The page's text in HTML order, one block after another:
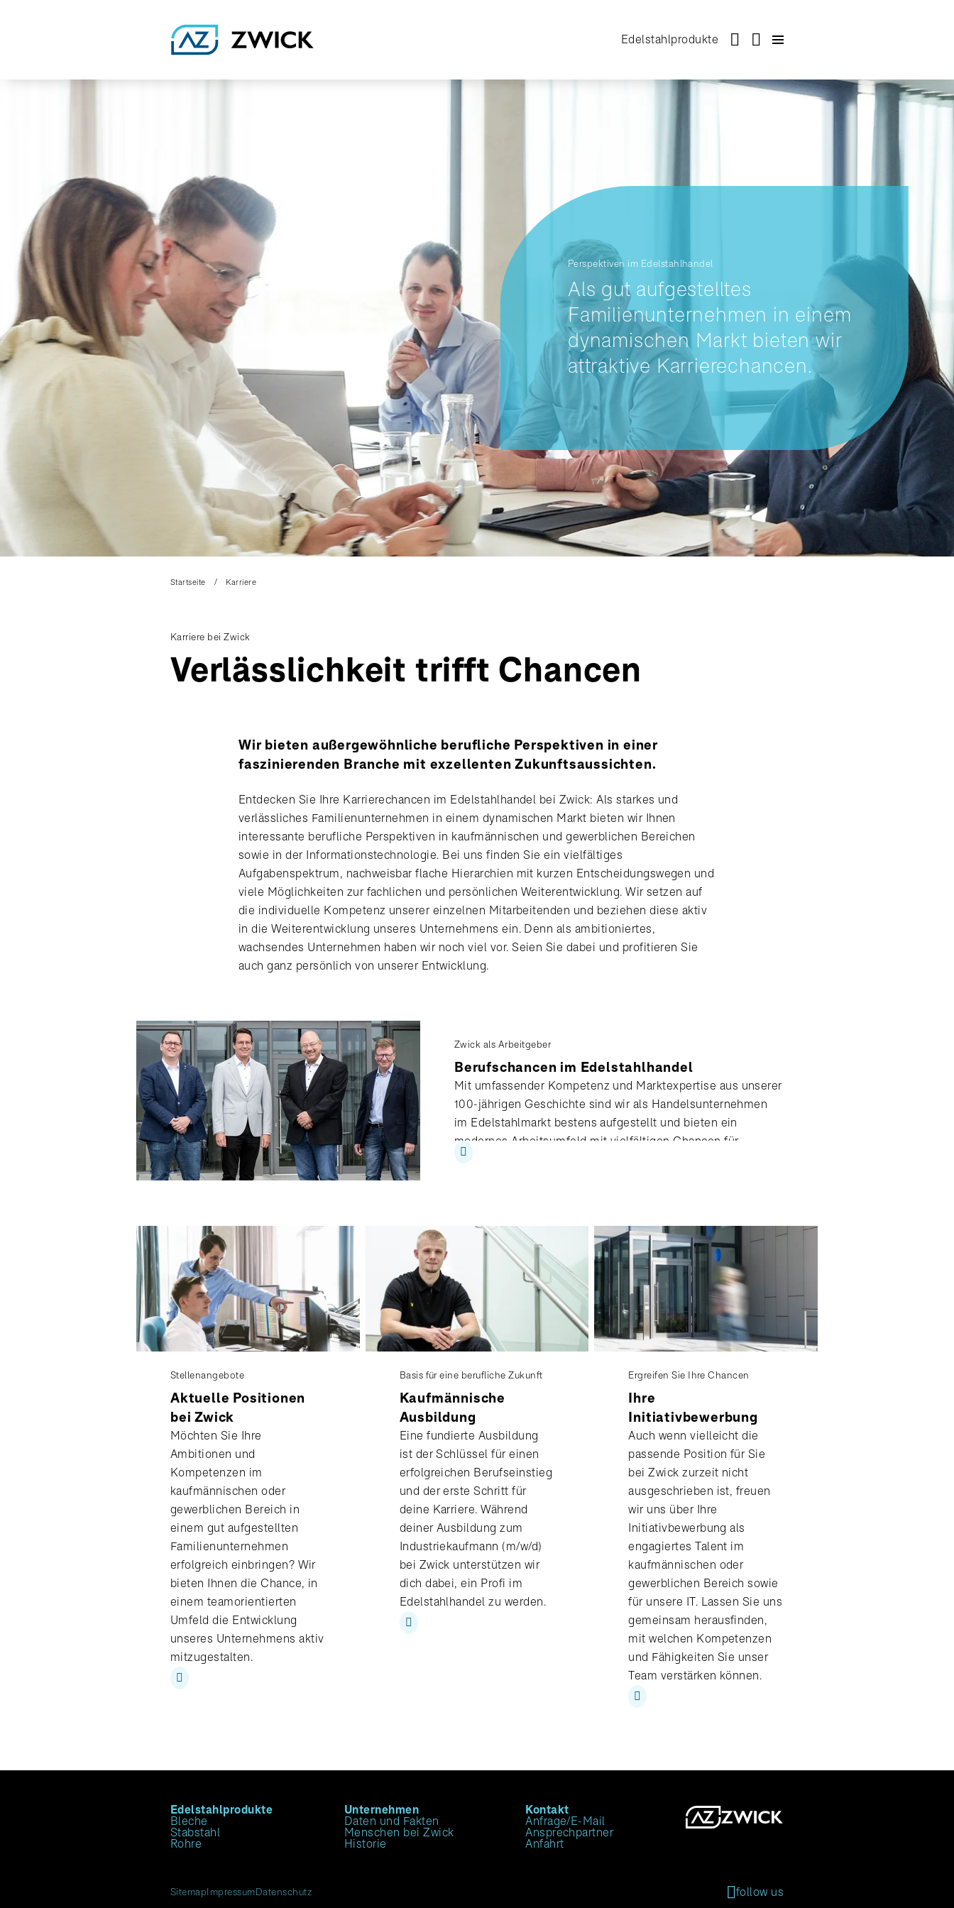
Edelstahlprodukte
Perspektiven im Edelstahlhandel
Als gut aufgestelltes
Familienunternehmen in einem
dynamischen Markt bieten wir
attraktive Karrierechancen.
Startseite Karriere
Karriere bei Zwick
Verlässlichkeit trifft Chancen
Wir bieten außergewöhnliche berufliche Perspektiven in einer
faszinierenden Branche mit exzellenten Zukunftsaussichten.
Entdecken Sie Ihre Karrierechancen im Edelstahlhandel bei Zwick: Als starkes und
verlässliches Familienunternehmen in einem dynamischen Markt bieten wir Ihnen
interessante berufliche Perspektiven in kaufmännischen und gewerblichen Bereichen
sowie in der Informationstechnologie. Bei uns finden Sie ein vielfältiges
Aufgabenspektrum, nachweisbar flache Hierarchien mit kurzen Entscheidungswegen und
viele Möglichkeiten zur fachlichen und persönlichen Weiterentwicklung. Wir setzen auf
die individuelle Kompetenz unserer einzelnen Mitarbeitenden und beziehen diese aktiv
in die Weiterentwicklung unseres Unternehmens ein. Denn als ambitioniertes,
wachsendes Unternehmen haben wir noch viel vor. Seien Sie dabei und profitieren Sie
auch ganz persönlich von unserer Entwicklung.
Zwick als Arbeitgeber
Berufschancen im Edelstahlhandel
Mit umfassender Kompetenz und Marktexpertise aus unserer
100-jährigen Geschichte sind wir als Handelsunternehmen
im Edelstahlmarkt bestens aufgestellt und bieten ein
modernes Arbeitsumfeld mit vielfältigen Chancen für
fachliche und persönliche Entwicklung.
Stellenangebote
Aktuelle Positionen
bei Zwick
Möchten Sie Ihre
Ambitionen und
Kompetenzen im
kaufmännischen oder
gewerblichen Bereich in
einem gut aufgestellten
Familienunternehmen
erfolgreich einbringen? Wir
bieten Ihnen die Chance, in
einem teamorientierten
Umfeld die Entwicklung
unseres Unternehmens aktiv
mitzugestalten.
Basis für eine berufliche Zukunft
Kaufmännische
Ausbildung
Eine fundierte Ausbildung
ist der Schlüssel für einen
erfolgreichen Berufseinstieg
und der erste Schritt für
deine Karriere. Während
deiner Ausbildung zum
Industriekaufmann (m/w/d)
bei Zwick unterstützen wir
dich dabei, ein Profi im
Edelstahlhandel zu werden.
Ergreifen Sie Ihre Chancen
Ihre
Initiativbewerbung
Auch wenn vielleicht die
passende Position für Sie
bei Zwick zurzeit nicht
ausgeschrieben ist, freuen
wir uns über Ihre
Initiativbewerbung als
engagiertes Talent im
kaufmännischen oder
gewerblichen Bereich sowie
für unsere IT. Lassen Sie uns
gemeinsam herausfinden,
mit welchen Kompetenzen
und Fähigkeiten Sie unser
Team verstärken können.
Edelstahlprodukte
Bleche
Stabstahl
Rohre
Unternehmen
Daten und Fakten
Menschen bei Zwick
Historie
Kontakt
Anfrage/E-Mail
Ansprechpartner
Anfahrt
Sitemap Impressum Datenschutz follow us